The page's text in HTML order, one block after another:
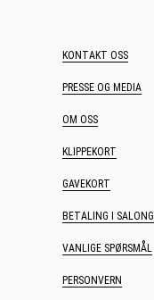
KONTAKT OSS
PRESSE OG MEDIA
OM OSS
KLIPPEKORT
GAVEKORT
BETALING I SALONG
VANLIGE SPØRSMÅL
PERSONVERN